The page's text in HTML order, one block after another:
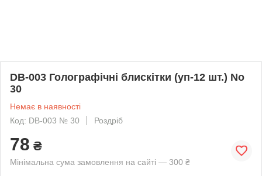
DB-003 Голографічні блискітки (уп-12 шт.) No
30
Немає в наявності
Код: DB-003 № 30
Роздріб
78 ₴
Мінімальна сума замовлення на сайті — 300 ₴